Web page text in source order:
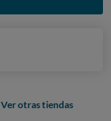
Ver otras tiendas